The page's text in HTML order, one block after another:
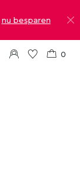
nu besparen
0